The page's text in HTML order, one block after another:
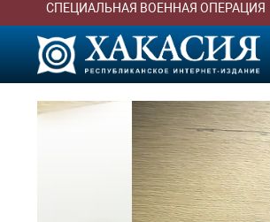
СПЕЦИАЛЬНАЯ ВОЕННАЯ ОПЕРАЦИЯ